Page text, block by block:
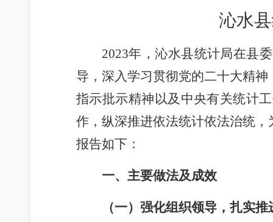
沁水
2023年，沁水县统计局在县
导，深入学习贯彻党的二十大精神
指示批示精神以及中央有关统计
作，纵深推进依法统计依法治统
报告如下：
一、主要做法及成效
（一）强化组织领导，扎实